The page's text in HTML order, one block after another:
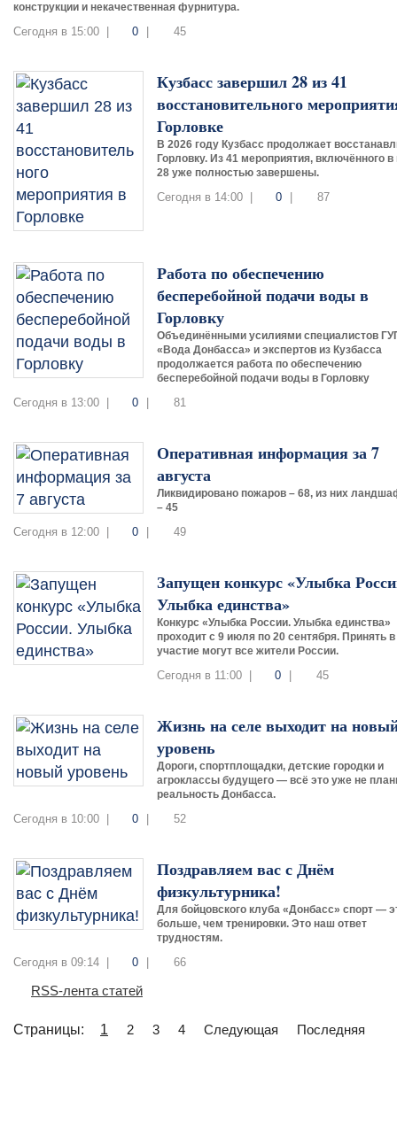
конструкции и некачественная фурнитура.
Сегодня в 15:00 | 0 45
Кузбасс завершил 28 из 41
восстановительного
Горловке
В 2026 году Кузбасс продолжает
Горловку. Из 41 мероприятия, включённого в
28 уже полностью завершены.
Сегодня в 14:00 | 0 87
Работа по обеспечению
бесперебойной подачи воды в
Горловку
Объединёнными усилиями специалистов
«Вода Донбасса» и экспертов из Кузбасса
продолжается работа по обеспечению
бесперебойной подачи воды в Горловку
Сегодня в 13:00 | 0 81
Оперативная информация за 7
августа
Ликвидировано пожаров – 68, из них
– 45
Сегодня в 12:00 | 0 49
Запущен конкурс «Улыбка
Улыбка единства»
Конкурс «Улыбка России. Улыбка единства»
проходит с 9 июля по 20 сентября. Принять
участие могут все жители России.
Сегодня в 11:00 | 0 45
Жизнь на селе выходит на
уровень
Дороги, спортплощадки, детские городки и
агроклассы будущего — всё это уже не
реальность Донбасса.
Сегодня в 10:00 | 0 52
Поздравляем вас с Днём
физкультурника!
Для бойцовского клуба «Донбасс» спорт —
больше, чем тренировки. Это наш ответ
трудностям.
Сегодня в 09:14 | 0 66
RSS-лента статей
Страницы: 1 2 3 4 Следующая Последняя